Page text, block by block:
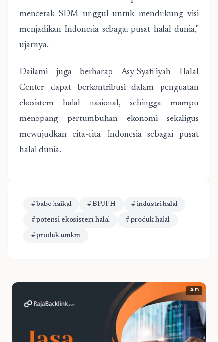
mencetak SDM unggul untuk mendukung visi
menjadikan Indonesia sebagai pusat halal dunia,"
ujarnya.
Dailami juga berharap Asy-Syafi'iyah Halal
Center dapat berkontribusi dalam penguatan
ekosistem halal nasional, sehingga mampu
menopang pertumbuhan ekonomi sekaligus
mewujudkan cita-cita Indonesia sebagai pusat
halal dunia.
# babe haikal # BPJPH # industri halal
# potensi ekosistem halal # produk halal
# produk umkm
AD